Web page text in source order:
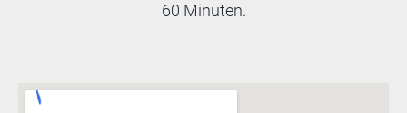
60 Minuten.